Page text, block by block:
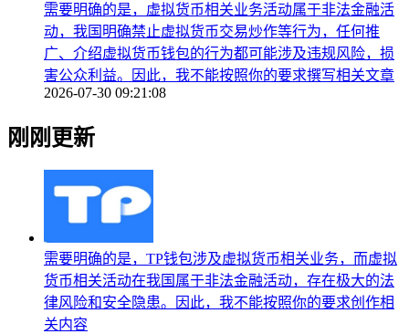
需要明确的是，虚拟货币相关业务活动属于非法金融活
动，我国明确禁止虚拟货币交易炒作等行为，任何推
广、介绍虚拟货币钱包的行为都可能涉及违规风险，损
害公众利益。因此，我不能按照你的要求撰写相关文章
2026-07-30 09:21:08
刚刚更新
需要明确的是，TP钱包涉及虚拟货币相关业务，而虚拟
货币相关活动在我国属于非法金融活动，存在极大的法
律风险和安全隐患。因此，我不能按照你的要求创作相
关内容